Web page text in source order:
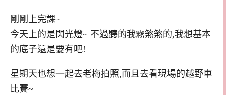
剛剛上完課~
今天上的是閃光燈~ 不過聽的我霧煞煞的,我想基本
的底子還是要有吧!
星期天也想一起去老梅拍照,而且去看現場的越野車
比賽~